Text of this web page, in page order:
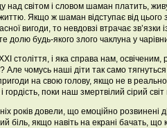
над світом і словом шаман платить,
Якщо ж шаман відступає від цього
вигоди, то невдовзі втрачає зв’язки
долю будь-якого злого чаклуна у
століття, і яка справа нам, освіченим,
Але чомусь наші діти так само
на свою голову, якщо не в
гордість, поки наш змертвілий сірий
років довели, що емоційно розвинені
біль, якщо навіть на екрані бачать, що